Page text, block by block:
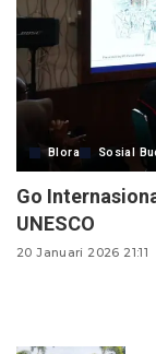
Blora Sosial
Go
UNESCO
20 Januari 2026 21:11